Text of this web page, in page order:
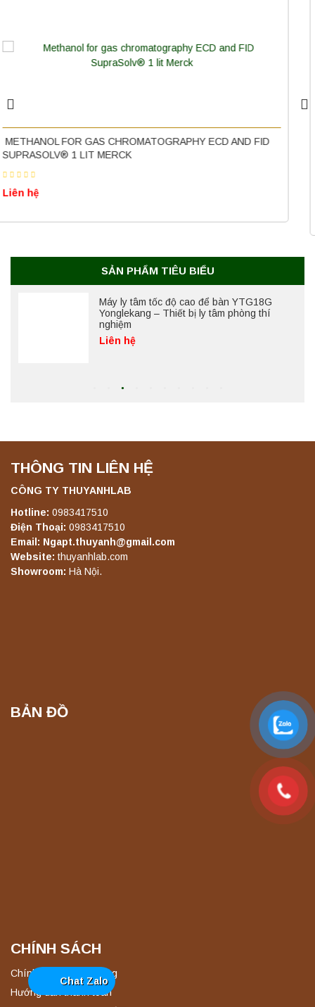
FID
FORMALDEHYDE SOLUTION MIN. 37% FREE
STABILIZED WITH ABOUT 10% METHANOL AND
SẢN PHẨM TIÊU BIỂU
Nồi hấp chân không BKQ-B50V BIOBASE
nghiệm
Máy ly tâm tốc độ thấp để bàn YKL04A
Yonglekang – Máy ly tâm phòng thí nghiệm
Máy ly tâm tốc độ thấp để bàn TD5A
nghiệm
Liên hệ
Máy ly tâm tốc độ thấp để bàn TD5Z
Máy ly tâm tốc độ cao để bàn YTG16B
Yonglekang – Thiết bị ly tâm phòng thí
Nồi hấp chân không BKQ-B50V BIOBASE
(50 Lít) – Giải pháp tiệt trùng hiệu quả
THÔNG TIN LIÊN HỆ
CÔNG TY THUYANHLAB
Hotline: 0983417510
Điện Thoại: 0983417510
Email: Ngapt.thuyanh@gmail.com
Website: thuyanhlab.com
Showroom: Hà Nội.
BẢN ĐỒ
CHÍNH SÁCH
Chính sách khách hàng
Hướng dẫn thanh toán
Chat Zalo